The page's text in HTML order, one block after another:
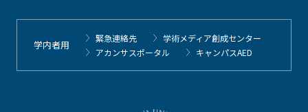
学内者用
緊急連絡先
学術メディア創成センター
アカンサスポータル
キャンパスAED